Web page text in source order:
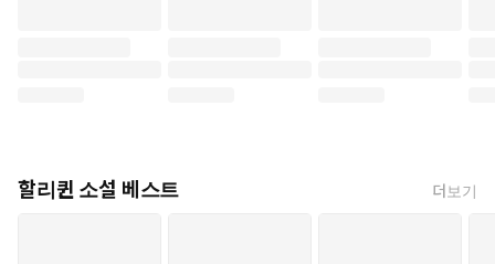
할리퀸 소설 베스트 더보기